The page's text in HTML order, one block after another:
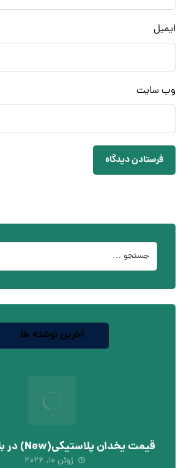
ایمیل
وب‌ سایت
فرستادن دیدگاه
آخرین نوشته ها
قیمت یخدان پلاستیکی(New) در بازار + جدول
ژوئن ۱۰, ۲۰۲۶